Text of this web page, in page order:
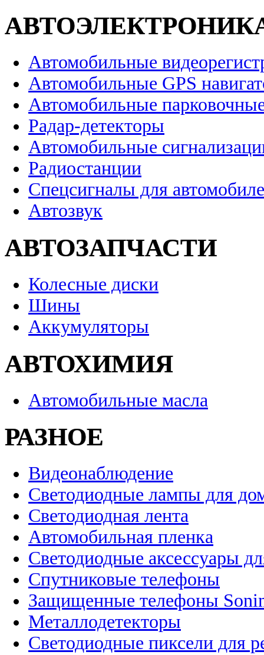
Автомобильные
Автомобильные GPS
Автомобильные
Радар-детекторы
Автомобильные
Радиостанции
Спецсигналы для
Автозвук
АВТОЗАПЧАСТИ
Колесные диски
Шины
Аккумуляторы
АВТОХИМИЯ
Автомобильные масла
РАЗНОЕ
Видеонаблюдение
Светодиодные лампы для
Светодиодная лента
Автомобильная пленка
Светодиодные аксессуары
Спутниковые телефоны
Защищенные телефоны
Металлодетекторы
Светодиодные пиксели для